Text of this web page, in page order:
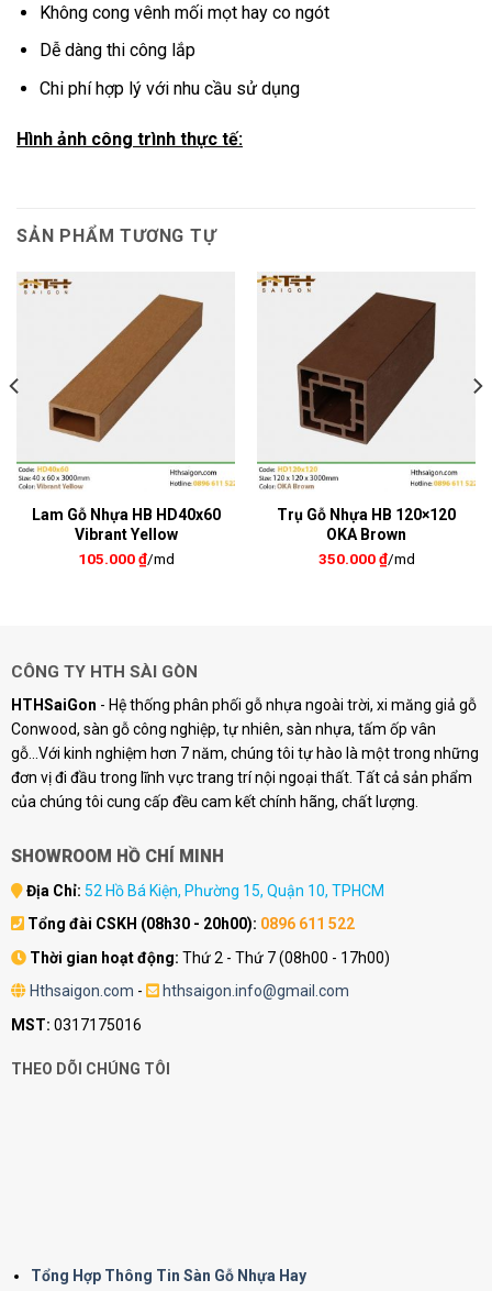
Không cong vênh mối mọt hay co ngót
Dễ dàng thi công lắp
Chi phí hợp lý với nhu cầu sử dụng
Hình ảnh công trình thực tế:
SẢN PHẨM TƯƠNG TỰ
Lam Gỗ Nhựa HB HD40x60
Vibrant Yellow
105.000₫/md
Trụ Gỗ Nhựa HB 120×120
OKA Brown
350.000₫/md
CÔNG TY HTH SÀI GÒN
HTHSaiGon - Hệ thống phân phối gỗ nhựa ngoài trời, xi măng giả gỗ
Conwood, sàn gỗ công nghiệp, tự nhiên, sàn nhựa, tấm ốp vân
gỗ...Với kinh nghiệm hơn 7 năm, chúng tôi tự hào là một trong những
đơn vị đi đầu trong lĩnh vực trang trí nội ngoại thất. Tất cả sản phẩm
của chúng tôi cung cấp đều cam kết chính hãng, chất lượng.
SHOWROOM HỒ CHÍ MINH
Địa Chỉ: 52 Hồ Bá Kiện, Phường 15, Quận 10, TPHCM
Tổng đài CSKH (08h30 - 20h00): 0896 611 522
Thời gian hoạt động: Thứ 2 - Thứ 7 (08h00 - 17h00)
Hthsaigon.com -
hthsaigon.info@gmail.com
MST: 0317175016
THEO DÕI CHÚNG TÔI
Tổng Hợp Thông Tin Sàn Gỗ Nhựa Hay